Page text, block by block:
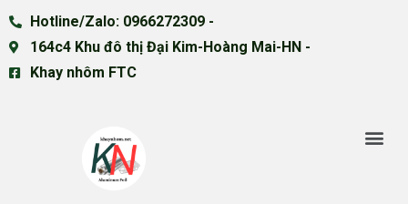
Hotline/Zalo: 0966272309 -
164c4 Khu đô thị Đại Kim-Hoàng Mai-HN -
Khay nhôm FTC